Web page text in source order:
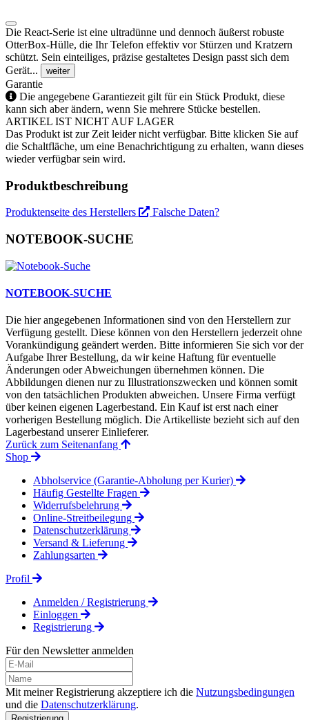
Die React-Serie ist eine ultradünne und dennoch äußerst robuste
OtterBox-Hülle, die Ihr Telefon effektiv vor Stürzen und Kratzern
schützt. Sein einteiliges, präzise gestaltetes Design passt sich dem
Gerät...
weiter
Garantie
Die angegebene Garantiezeit gilt für ein Stück Produkt, diese
kann sich aber ändern, wenn Sie mehrere Stücke bestellen.
ARTIKEL IST NICHT AUF LAGER
Das Produkt ist zur Zeit leider nicht verfügbar. Bitte klicken Sie auf
die Schaltfläche, um eine Benachrichtigung zu erhalten, wann dieses
wieder verfügbar sein wird.
Produktbeschreibung
Produktenseite des Herstellers Falsche Daten?
NOTEBOOK-SUCHE
NOTEBOOK-SUCHE
Die hier angegebenen Informationen sind von den Herstellern zur
Verfügung gestellt. Diese können von den Herstellern jederzeit ohne
Vorankündigung geändert werden. Bitte informieren Sie sich vor der
Aufgabe Ihrer Bestellung, da wir keine Haftung für eventuelle
Änderungen oder Abweichungen übernehmen können. Die
Abbildungen dienen nur zu Illustrationszwecken und können somit
von den tatsächlichen Produkten abweichen. Unsere Firma verfügt
über keinen eigenen Lagerbestand. Ein Kauf ist erst nach einer
vorherigen Bestellung möglich. Die Artikelliste bezieht sich auf den
Lagerbestand unserer Einlieferer.
Zurück zum Seitenanfang
Shop
Abholservice (Garantie-Abholung per Kurier)
Häufig Gestellte Fragen
Widerrufsbelehrung
Online-Streitbeilegung
Datenschutzerklärung
Versand & Lieferung
Zahlungsarten
Profil
Anmelden / Registrierung
Einloggen
Registrierung
Für den Newsletter anmelden
Mit meiner Registrierung akzeptiere ich die Nutzungsbedingungen
und die Datenschutzerklärung.